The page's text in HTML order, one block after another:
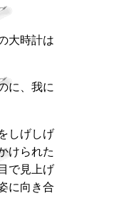
大時計は
に、我に
しげしげ
けられた
で見上げ
に向き合